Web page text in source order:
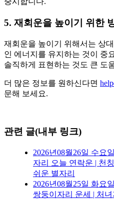
5. 재회운을 높이기 위한
재회운을 높이기 위해서는 상
인 에너지를 유지하는 것이 중
솔직하게 표현하는 것도 큰 도
더 많은 정보를 원하신다면
문해 보세요.
관련 글(내부 링크)
2026년08월26일 수요
자리 오늘 연락운 | 천
쉬운 별자리
2026년08월25일 화요
쌍둥이자리 운세 | 처